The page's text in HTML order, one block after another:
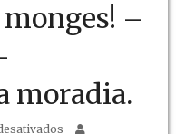
–
moradia.
em